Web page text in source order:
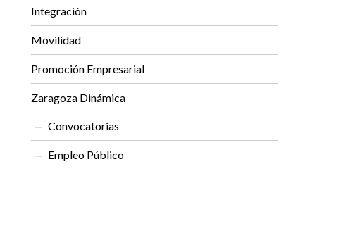
Integración
Movilidad
Promoción Empresarial
Zaragoza Dinámica
Convocatorias
Empleo Público